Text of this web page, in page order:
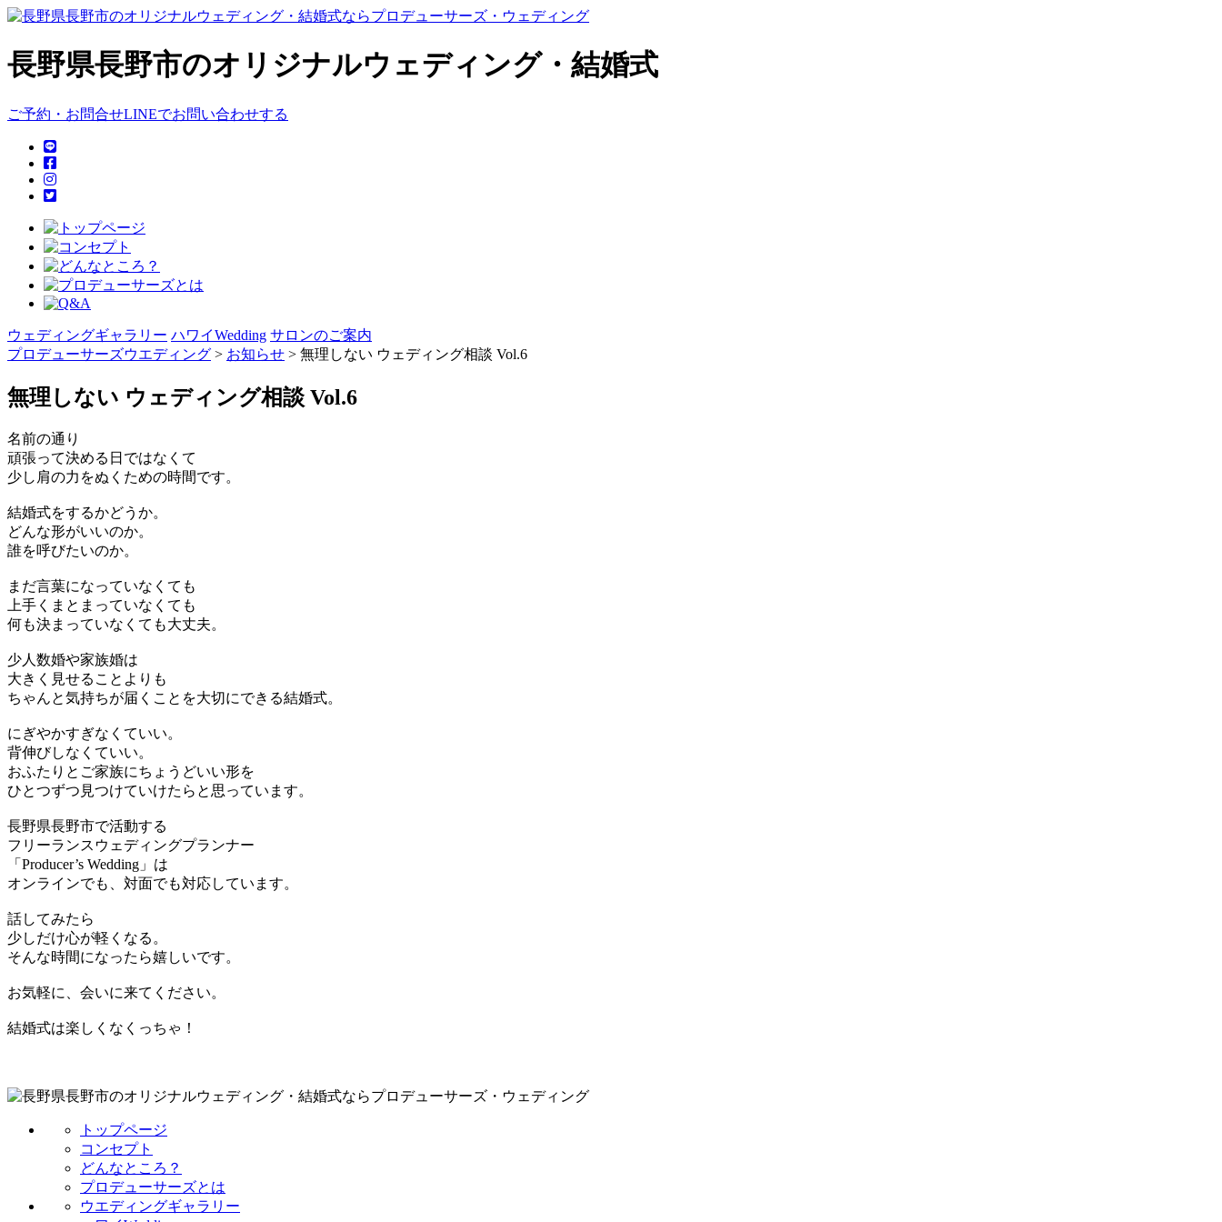
長野県長野市のオリジナルウェディング・結婚式
ご予約・お問合せLINEでお問い合わせする
ウェディングギャラリー ハワイWedding サロンのご案内
プロデューサーズウエディング > お知らせ > 無理しない ウェディング相談 Vol.6
無理しない ウェディング相談 Vol.6
名前の通り
頑張って決める日ではなくて
少し肩の力をぬくための時間です。
結婚式をするかどうか。
どんな形がいいのか。
誰を呼びたいのか。
まだ言葉になっていなくても
上手くまとまっていなくても
何も決まっていなくても大丈夫。
少人数婚や家族婚は
大きく見せることよりも
ちゃんと気持ちが届くことを大切にできる結婚式。
にぎやかすぎなくていい。
背伸びしなくていい。
おふたりとご家族にちょうどいい形を
ひとつずつ見つけていけたらと思っています。
長野県長野市で活動する
フリーランスウェディングプランナー
「Producer’s Wedding」は
オンラインでも、対面でも対応しています。
話してみたら
少しだけ心が軽くなる。
そんな時間になったら嬉しいです。
お気軽に、会いに来てください。
結婚式は楽しくなくっちゃ！
トップページ
コンセプト
どんなところ？
プロデューサーズとは
ウエディングギャラリー